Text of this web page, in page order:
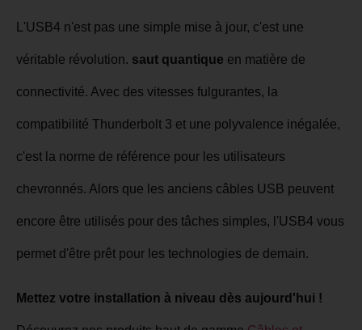
L'USB4 n'est pas une simple mise à jour, c'est une
véritable révolution. saut quantique en matière de
connectivité. Avec des vitesses fulgurantes, la
compatibilité Thunderbolt 3 et une polyvalence inégalée,
c'est la norme de référence pour les utilisateurs
chevronnés. Alors que les anciens câbles USB peuvent
encore être utilisés pour des tâches simples, l'USB4 vous
permet d'être prêt pour les technologies de demain.
Mettez votre installation à niveau dès aujourd'hui !